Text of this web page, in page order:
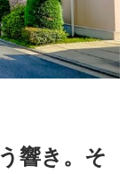
響き。そ